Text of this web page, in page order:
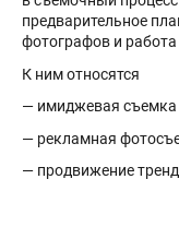
предварительное
фотографов и
К ним относятся
— имиджевая съемка
— рекламная
— продвижение